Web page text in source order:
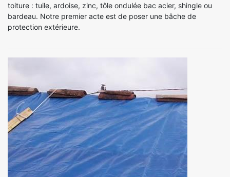
toiture : tuile, ardoise, zinc, tôle ondulée bac acier, shingle ou
bardeau. Notre premier acte est de poser une bâche de
protection extérieure.